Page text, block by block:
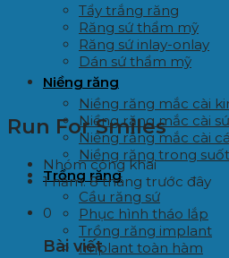
Tẩy trắng răng
Răng sứ thẩm mỹ
Răng sứ inlay-onlay
Dán sứ thẩm mỹ
Niềng răng
Niềng răng mắc cài
Niềng răng mắc cài sứ
Niềng răng mắc cài
Niềng răng trong suốt
Trồng răng
Cầu răng sứ
Phục hình tháo lắp
Trồng răng implant
Implant toàn hàm
Run For Smiles
Nhóm công khai
1 năm. 8 tháng trước đây
0
Bài viết